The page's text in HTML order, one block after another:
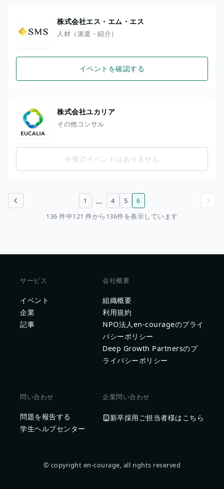
株式会社エス・エム・エス
人材（派遣・紹介）
イベントを確認する
株式会社ユカリア
その他コンサル
今後のイベントはありません
前のページ 1 … 4 5
6
136 件中121 件から136件を表示しています
サービス
イベント
企業
記事
会社概要
組織概要
利用規約
NPO法人en-courageのプライ
バシーポリシー
Deep Growth Partnersのプ
ライバシーポリシー
問い合わせ
問題を報告する
学生ヘルプセンター
企業問い合わせ
新卒採用ご担当者様はこちら
© copyright en-courage, all rights reserved